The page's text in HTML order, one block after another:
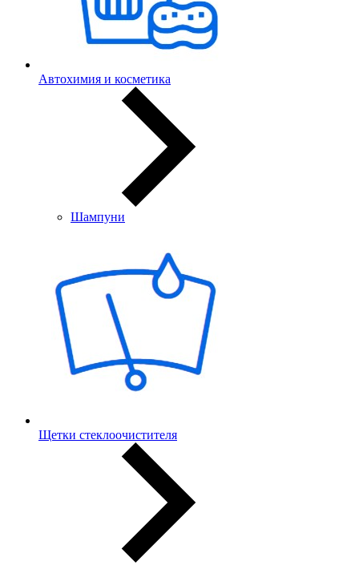
Автохимия и косметика
Шампуни
Щетки стеклоочистителя